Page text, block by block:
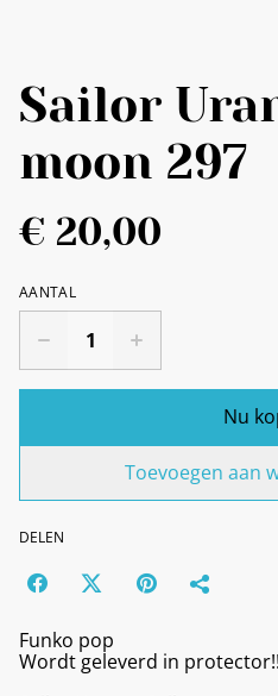
Sailor
moon 297
€ 20,00
AANTAL
Nu
Toevoegen aan
DELEN
Funko pop
Wordt geleverd in protector!!